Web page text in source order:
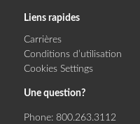
Liens rapides
Carrières
Conditions d’utilisation
Cookies Settings
Une question?
Phone: 800.263.3112